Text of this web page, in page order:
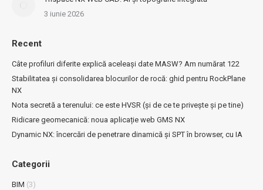
3 iunie 2026
Recent
Câte profiluri diferite explică aceleași date MASW? Am numărat 122
Stabilitatea și consolidarea blocurilor de rocă: ghid pentru RockPlane
NX
Nota secretă a terenului: ce este HVSR (și de ce te privește și pe tine)
Ridicare geomecanică: noua aplicație web GMS NX
Dynamic NX: încercări de penetrare dinamică și SPT în browser, cu IA
Categorii
BIM (3)